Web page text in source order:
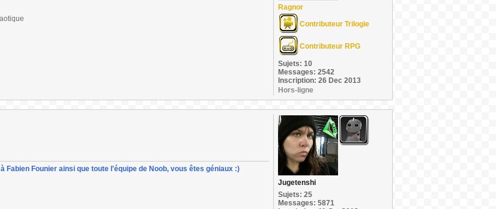
Ragnor
Contributeur Trilogie
Contributeur RPG
Sujets: 10
Messages: 2542
Inscription: 26 Dec 2013
Hors-ligne
Founier ainsi que toute l'équipe de Noob, vous êtes géniaux :)
Jugetenshi
Sujets: 25
Messages: 5871